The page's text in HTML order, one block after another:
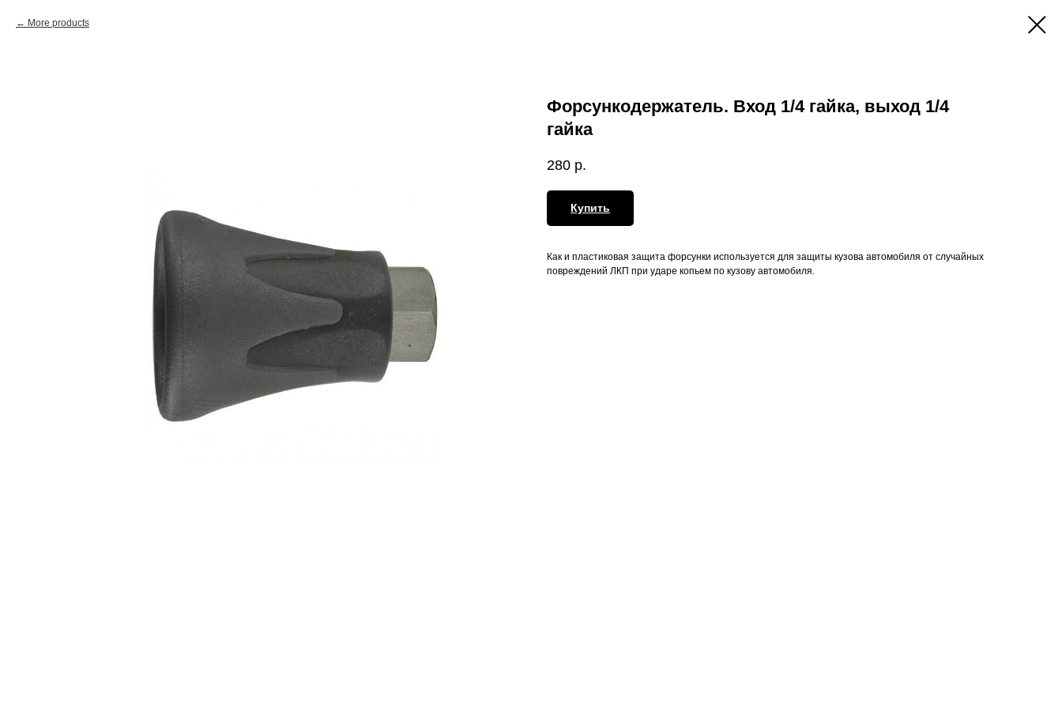
More products
Форсункодержатель. Вход 1/4 гайка, выход 1/4
гайка​
280 р.
Купить
Как и пластиковая защита форсунки используется для защиты кузова автомобиля от случайных
повреждений ЛКП при ударе копьем по кузову автомобиля.